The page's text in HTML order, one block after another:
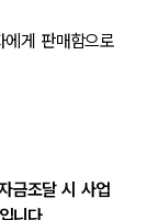
게 판매함으로
금조달 시 사업